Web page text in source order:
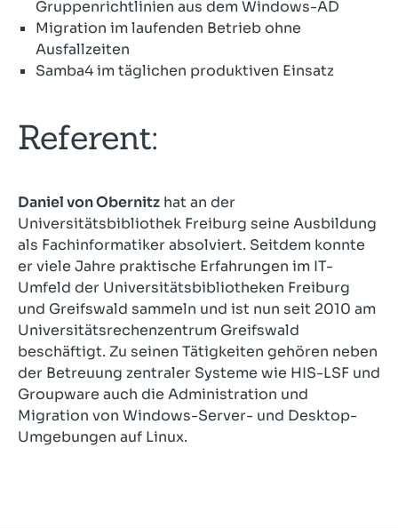
Gruppenrichtlinien aus dem Windows-AD
Migration im laufenden Betrieb ohne
Ausfallzeiten
Samba4 im täglichen produktiven Einsatz
Referent:
Daniel von Obernitz hat an der
Universitätsbibliothek Freiburg seine Ausbildung
als Fachinformatiker absolviert. Seitdem konnte
er viele Jahre praktische Erfahrungen im IT-
Umfeld der Universitätsbibliotheken Freiburg
und Greifswald sammeln und ist nun seit 2010 am
Universitätsrechenzentrum Greifswald
beschäftigt. Zu seinen Tätigkeiten gehören neben
der Betreuung zentraler Systeme wie HIS-LSF und
Groupware auch die Administration und
Migration von Windows-Server- und Desktop-
Umgebungen auf Linux.